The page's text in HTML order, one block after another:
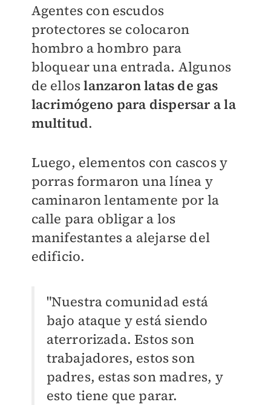
Agentes con escudos
protectores se colocaron
hombro a hombro para
bloquear una entrada. Algunos
de elloslanzaron latas de gas
lacrimógeno para dispersar a la
multitud.
Luego, elementos con cascos y
porras formaron una línea y
caminaron lentamente por la
calle para obligar a los
manifestantes a alejarse del
edificio.
"Nuestra comunidad está
bajo ataque y está siendo
aterrorizada. Estos son
trabajadores, estos son
padres, estas son madres, y
esto tiene que parar.